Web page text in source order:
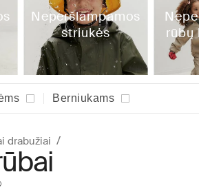
Neperšlampamos
striukės
rūbų
Berniukams
drabužiai